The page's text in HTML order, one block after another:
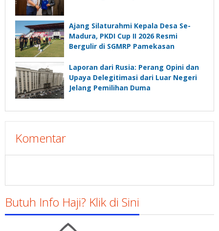
Ajang Silaturahmi Kepala Desa Se-
Madura, PKDI Cup II 2026 Resmi
Bergulir di SGMRP Pamekasan
Laporan dari Rusia: Perang Opini dan
Upaya Delegitimasi dari Luar Negeri
Jelang Pemilihan Duma
Komentar
Butuh Info Haji? Klik di Sini